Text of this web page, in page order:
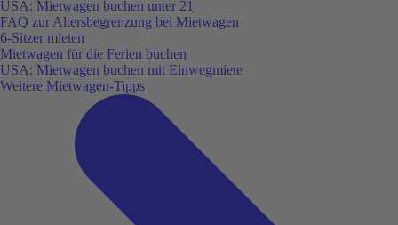
USA: Mietwagen buchen unter 21
FAQ zur Altersbegrenzung bei Mietwagen
6-Sitzer mieten
Mietwagen für die Ferien buchen
USA: Mietwagen buchen mit Einwegmiete
Weitere Mietwagen-Tipps